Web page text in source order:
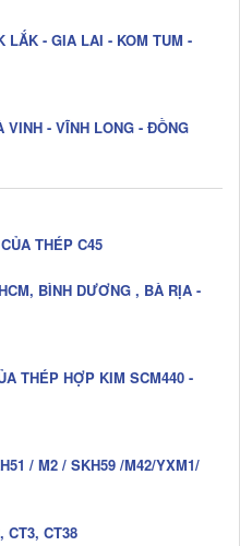
LẮK - GIA LAI - KOM TUM -
VINH - VĨNH LONG - ĐỒNG
THÉP C45
BÌNH DƯƠNG , BÀ RỊA -
THÉP HỢP KIM SCM440 -
/ M2 / SKH59 /M42/YXM1/
CT3, CT38